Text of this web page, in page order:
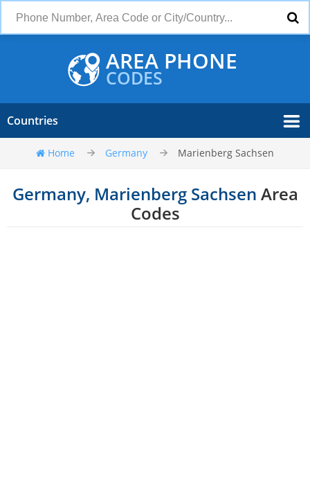
AREA PHONE
CODES
Countries
Home Germany Marienberg Sachsen
Germany, Marienberg Sachsen Area
Codes